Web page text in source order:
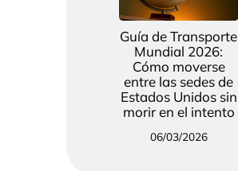
Guía de Transporte
Mundial 2026:
Cómo moverse
entre las sedes de
Estados Unidos sin
morir en el intento
06/03/2026